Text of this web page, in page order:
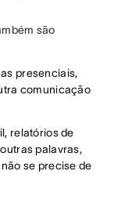
são
presenciais,
comunicação
relatórios de
palavras,
se precise de